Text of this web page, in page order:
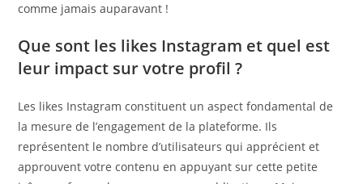
comme jamais auparavant !
Que sont les likes Instagram et quel est
leur impact sur votre profil ?
Les likes Instagram constituent un aspect fondamental de
la mesure de l’engagement de la plateforme. Ils
représentent le nombre d’utilisateurs qui apprécient et
approuvent votre contenu en appuyant sur cette petite